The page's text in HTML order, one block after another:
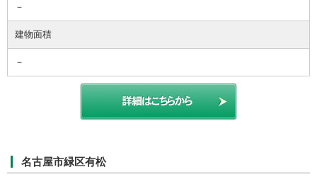
－
建物面積
－
名古屋市緑区有松